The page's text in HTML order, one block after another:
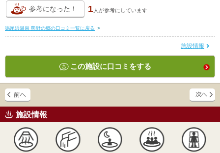
参考になった！ 1 人が参考にしています
鳴尾浜温泉 熊野の郷の口コミ一覧に戻る >
施設情報
この施設に口コミをする
施設情報
かけ流し 露天風呂 貸切風呂